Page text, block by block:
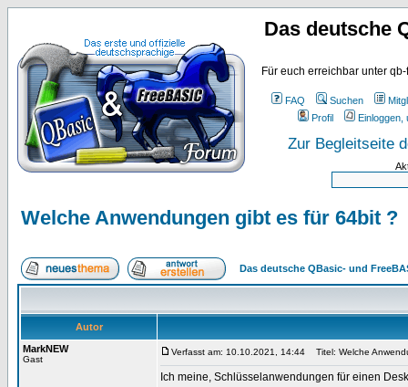
Das deutsche
Für euch erreichbar unter
FAQ Suchen
Profil
Einloggen,
Zur Begleitseite
Welche Anwendungen gibt es für 64bit ?
Das deutsche QBasic- und
Autor
MarkNEW
Gast
Verfasst am: 10.10.2021, 14:44 Titel: Welche
Ich meine, Schlüsselanwendungen für einen